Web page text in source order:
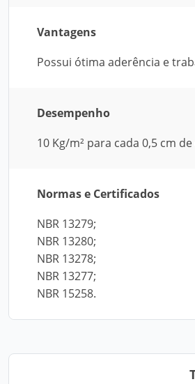
Vantagens
Possui ótima aderência e
Desempenho
10 Kg/m² para cada 0,5 cm
Normas e Certificados
NBR 13279;
NBR 13280;
NBR 13278;
NBR 13277;
NBR 15258.